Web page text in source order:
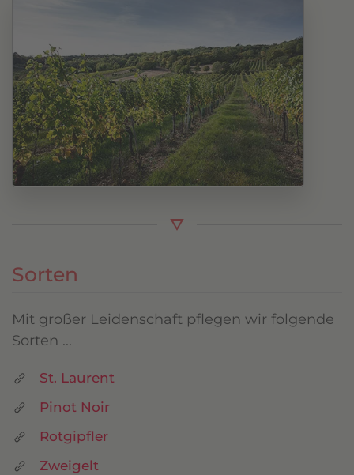
Sorten
Mit großer Leidenschaft pflegen wir folgende
Sorten ...
St. Laurent
Pinot Noir
Rotgipfler
Zweigelt